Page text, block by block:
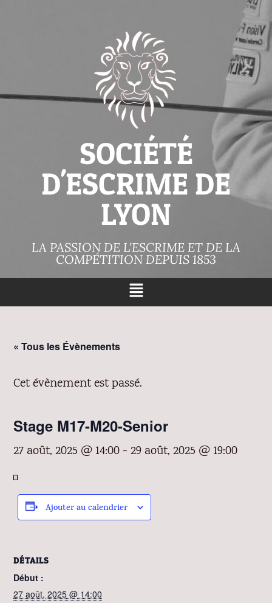
SOCIÉTÉ
D'ESCRIME DE
LYON
LA PASSION DE L'ESCRIME ET DE LA
COMPÉTITION DEPUIS 1853
« Tous les Évènements
Cet évènement est passé.
Stage M17-M20-Senior
27 août, 2025 @ 14:00 -29 août, 2025 @ 19:00
Ajouter au calendrier
DÉTAILS
Début :
27 août, 2025 @ 14:00